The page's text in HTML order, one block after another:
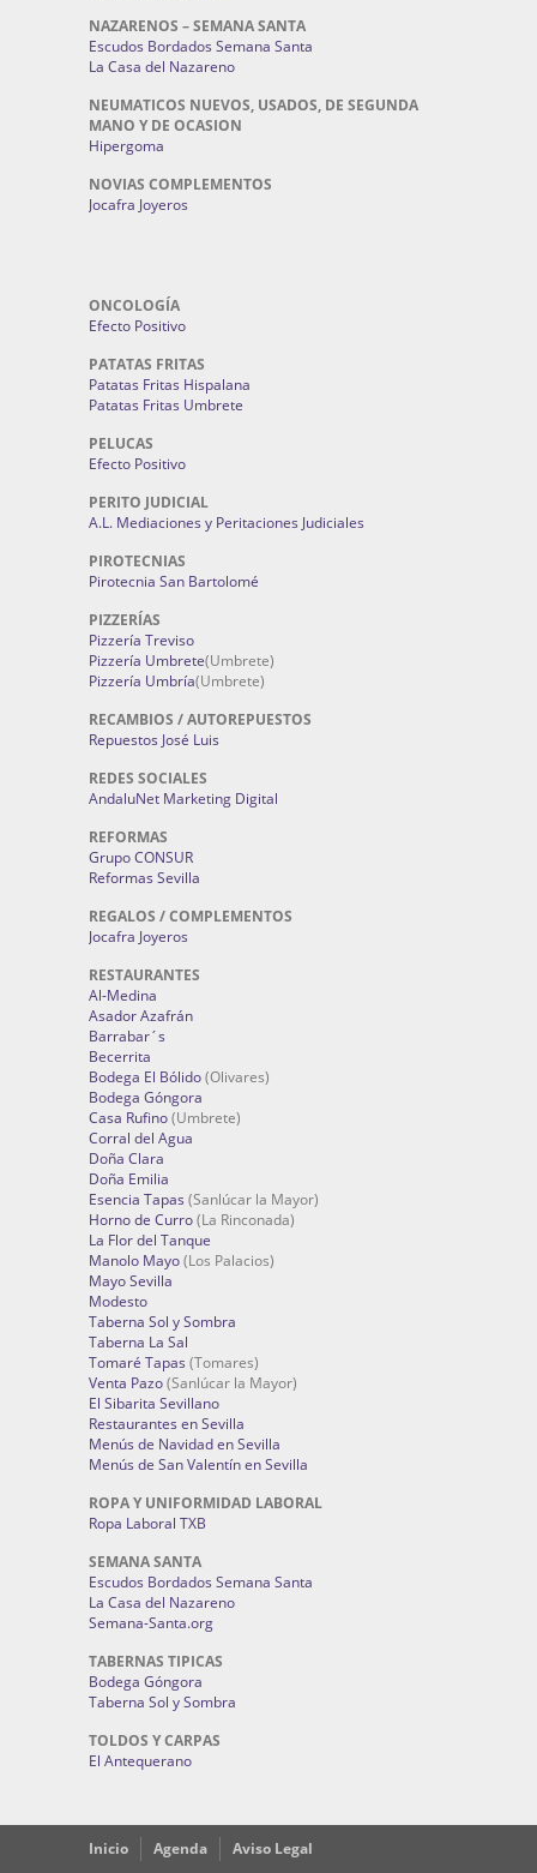
NAZARENOS – SEMANA SANTA
Escudos Bordados Semana Santa
La Casa del Nazareno
NEUMATICOS NUEVOS, USADOS, DE SEGUNDA
MANO Y DE OCASION
Hipergoma
NOVIAS COMPLEMENTOS
Jocafra Joyeros
ONCOLOGÍA
Efecto Positivo
PATATAS FRITAS
Patatas Fritas Hispalana
Patatas Fritas Umbrete
PELUCAS
Efecto Positivo
PERITO JUDICIAL
A.L. Mediaciones y Peritaciones Judiciales
PIROTECNIAS
Pirotecnia San Bartolomé
PIZZERÍAS
Pizzería Treviso
Pizzería Umbrete(Umbrete)
Pizzería Umbría(Umbrete)
RECAMBIOS / AUTOREPUESTOS
Repuestos José Luis
REDES SOCIALES
AndaluNet Marketing Digital
REFORMAS
Grupo CONSUR
Reformas Sevilla
REGALOS / COMPLEMENTOS
Jocafra Joyeros
RESTAURANTES
Al-Medina
Asador Azafrán
Barrabar´s
Becerrita
Bodega El Bólido(Olivares)
Bodega Góngora
Casa Rufino(Umbrete)
Corral del Agua
Doña Clara
Doña Emilia
Esencia Tapas (Sanlúcar la Mayor)
Horno de Curro(La Rinconada)
La Flor del Tanque
Manolo Mayo(Los Palacios)
Mayo Sevilla
Modesto
Taberna Sol y Sombra
Taberna La Sal
Tomaré Tapas (Tomares)
Venta Pazo(Sanlúcar la Mayor)
El Sibarita Sevillano
Restaurantes en Sevilla
Menús de Navidad en Sevilla
Menús de San Valentín en Sevilla
ROPA Y UNIFORMIDAD LABORAL
Ropa Laboral TXB
SEMANA SANTA
Escudos Bordados Semana Santa
La Casa del Nazareno
Semana-Santa.org
TABERNAS TIPICAS
Bodega Góngora
Taberna Sol y Sombra
TOLDOS Y CARPAS
El Antequerano
Inicio Agenda Aviso Legal